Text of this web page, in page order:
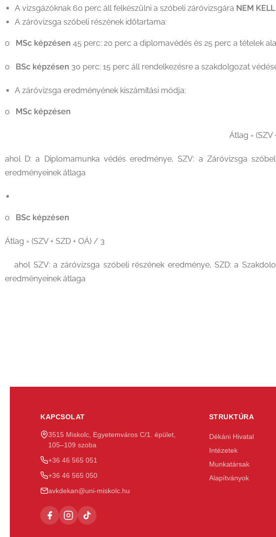
A vizsgázóknak 60 perc áll felkészülni a szóbeli záróvizsgára NEM KELL
A záróvizsga szóbeli részének időtartama:
o MSc képzésen 45 perc: 20 perc a diplomavédés és 25 perc a tételek
o BSc képzésen 30 perc: 15 perc áll rendelkezésre a szakdolgozat
A záróvizsga eredményének kiszámítási módja:
o MSc képzésen
Átlag = (SZV + D +
ahol D: a Diplomamunka védés eredménye, SZV: a Záróvizsga
eredményeinek átlaga
o BSc képzésen
Átlag = (SZV + SZD + OÁ) / 3
ahol SZV: a záróvizsga szóbeli részének eredménye, SZD: a
eredményeinek átlaga
KAPCSOLAT
3515 Miskolc, Egyetemváros C/1. épület,
105–109 szoba
+36 46 565 051
+36 46 565 050
avkdekan@uni-miskolc.hu
STRUKTÚRA
Dékáni Hivatal
Intézetek
Munkatársak
Alapítványok